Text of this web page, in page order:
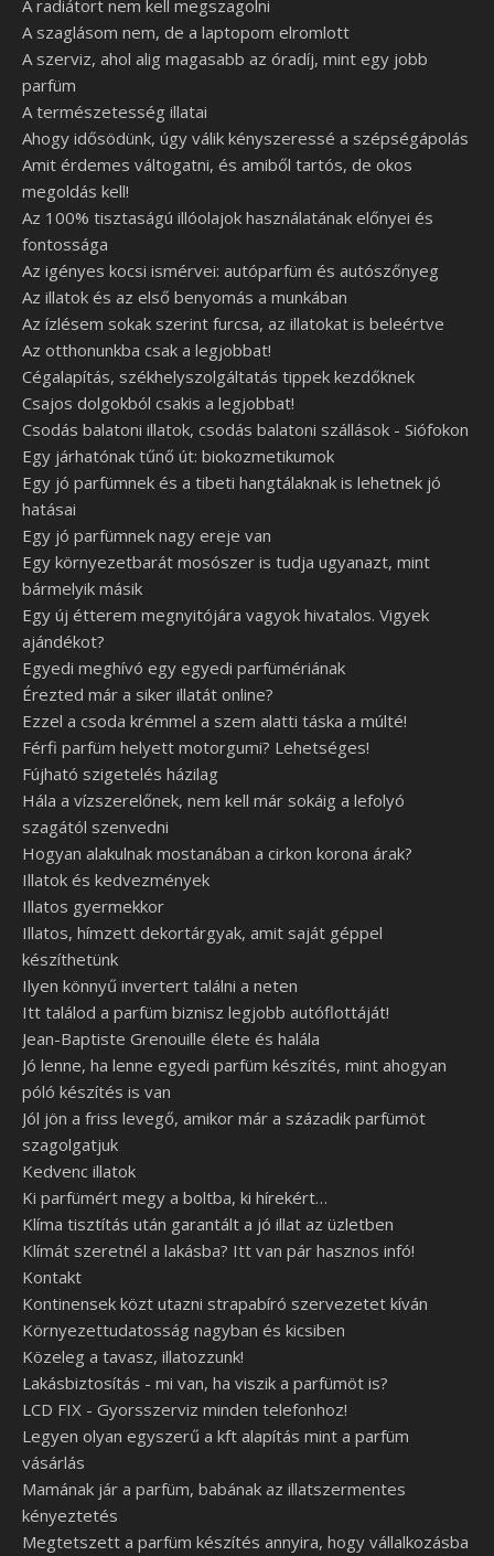
A radiátort nem kell megszagolni
A szaglásom nem, de a laptopom elromlott
A szerviz, ahol alig magasabb az óradíj, mint egy jobb
parfüm
A természetesség illatai
Ahogy idősödünk, úgy válik kényszeressé a szépségápolás
Amit érdemes váltogatni, és amiből tartós, de okos
megoldás kell!
Az 100% tisztaságú illóolajok használatának előnyei és
fontossága
Az igényes kocsi ismérvei: autóparfüm és autószőnyeg
Az illatok és az első benyomás a munkában
Az ízlésem sokak szerint furcsa, az illatokat is beleértve
Az otthonunkba csak a legjobbat!
Cégalapítás, székhelyszolgáltatás tippek kezdőknek
Csajos dolgokból csakis a legjobbat!
Csodás balatoni illatok, csodás balatoni szállások - Siófokon
Egy járhatónak tűnő út: biokozmetikumok
Egy jó parfümnek és a tibeti hangtálaknak is lehetnek jó
hatásai
Egy jó parfümnek nagy ereje van
Egy környezetbarát mosószer is tudja ugyanazt, mint
bármelyik másik
Egy új étterem megnyitójára vagyok hivatalos. Vigyek
ajándékot?
Egyedi meghívó egy egyedi parfümériának
Érezted már a siker illatát online?
Ezzel a csoda krémmel a szem alatti táska a múlté!
Férfi parfüm helyett motorgumi? Lehetséges!
Fújható szigetelés házilag
Hála a vízszerelőnek, nem kell már sokáig a lefolyó
szagától szenvedni
Hogyan alakulnak mostanában a cirkon korona árak?
Illatok és kedvezmények
Illatos gyermekkor
Illatos, hímzett dekortárgyak, amit saját géppel
készíthetünk
Ilyen könnyű invertert találni a neten
Itt találod a parfüm biznisz legjobb autóflottáját!
Jean-Baptiste Grenouille élete és halála
Jó lenne, ha lenne egyedi parfüm készítés, mint ahogyan
póló készítés is van
Jól jön a friss levegő, amikor már a századik parfümöt
szagolgatjuk
Kedvenc illatok
Ki parfümért megy a boltba, ki hírekért…
Klíma tisztítás után garantált a jó illat az üzletben
Klímát szeretnél a lakásba? Itt van pár hasznos infó!
Kontakt
Kontinensek közt utazni strapabíró szervezetet kíván
Környezettudatosság nagyban és kicsiben
Közeleg a tavasz, illatozzunk!
Lakásbiztosítás - mi van, ha viszik a parfümöt is?
LCD FIX - Gyorsszerviz minden telefonhoz!
Legyen olyan egyszerű a kft alapítás mint a parfüm
vásárlás
Mamának jár a parfüm, babának az illatszermentes
kényeztetés
Megtetszett a parfüm készítés annyira, hogy vállalkozásba